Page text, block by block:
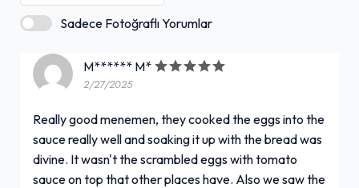
Sadece Fotoğraflı Yorumlar
M****** M*
2/27/2025
Really good menemen, they cooked the eggs into the
sauce really well and soaking it up with the bread was
divine. It wasn't the scrambled eggs with tomato
sauce on top that other places have. Also we saw the